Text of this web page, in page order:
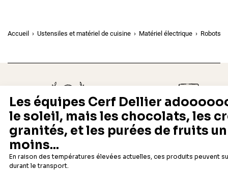
Accueil Ustensiles et matériel de cuisine Matériel électrique Robots
Depuis 1932
Fabricant français reconnu
Livraison rapide 24/48h
Offerte dès 69 € en point